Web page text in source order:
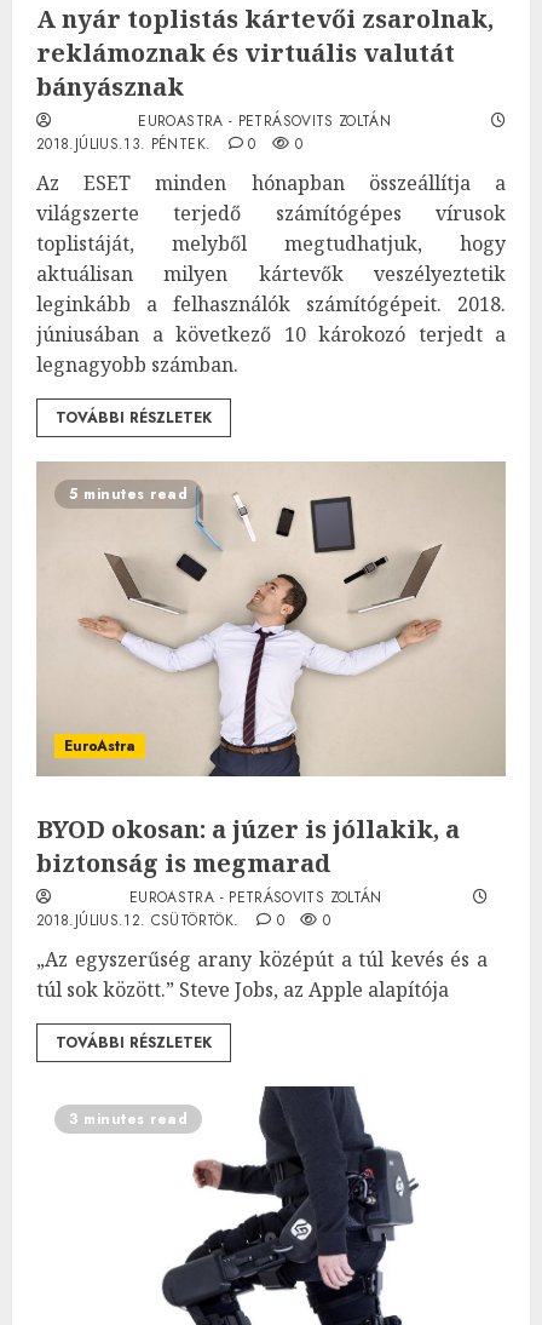
A nyár toplistás kártevői zsarolnak,
reklámoznak és virtuális valutát
bányásznak
EUROASTRA - PETRÁSOVITS ZOLTÁN
2018.JÚLIUS.13. PÉNTEK.
0 0
Az ESET minden hónapban összeállítja a
világszerte terjedő számítógépes vírusok
toplistáját, melyből megtudhatjuk, hogy
aktuálisan milyen kártevők veszélyeztetik
leginkább a felhasználók számítógépeit. 2018.
júniusában a következő 10 károkozó terjedt a
legnagyobb számban.
TOVÁBBI RÉSZLETEK
5 minutes read
EuroAstra
BYOD okosan: a júzer is jóllakik, a
biztonság is megmarad
EUROASTRA - PETRÁSOVITS ZOLTÁN
2018.JÚLIUS.12. CSÜTÖRTÖK.
0 0
„Az egyszerűség arany középút a túl kevés és a
túl sok között.” Steve Jobs, az Apple alapítója
TOVÁBBI RÉSZLETEK
3 minutes read